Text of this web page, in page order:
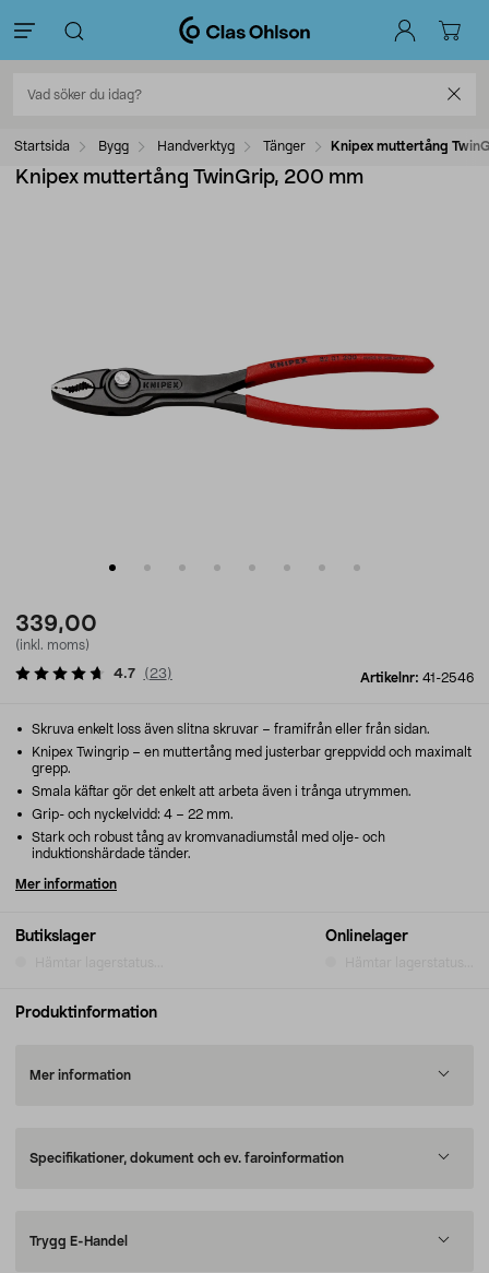
Startsida Bygg Handverktyg Tänger Knipex muttertång
Knipex muttertång TwinGrip, 200 mm
339,00
(inkl. moms)
Artikelnr: 41-2546
4.7 ( 23)
Butikslager Onlinelager
Skruva enkelt loss även slitna skruvar – framifrån eller från sidan.
Knipex Twingrip – en muttertång med justerbar greppvidd och maximalt
grepp.
Smala käftar gör det enkelt att arbeta även i trånga utrymmen.
Grip- och nyckelvidd: 4 – 22 mm.
Stark och robust tång av kromvanadiumstål med olje- och
induktionshärdade tänder.
Mer information
Produktinformation
Mer information
Specifikationer, dokument och ev. faroinformation
Trygg E-Handel